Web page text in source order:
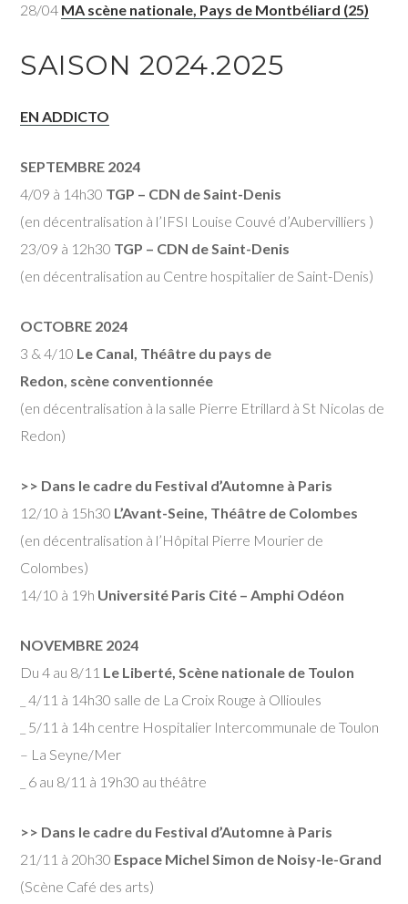
28/04 MA scène nationale, Pays de Montbéliard (25)
SAISON 2024.2025
EN ADDICTO
SEPTEMBRE 2024
4/09 à 14h30 TGP – CDN de Saint-Denis
(en décentralisation à l’IFSI Louise Couvé d’Aubervilliers )
23/09 à 12h30 TGP – CDN de Saint-Denis
(en décentralisation au Centre hospitalier de Saint-Denis)
OCTOBRE 2024
3 & 4/10 Le Canal, Théâtre du pays de
Redon, scène conventionnée
(en décentralisation à la salle Pierre Etrillard à St Nicolas de
Redon)
>> Dans le cadre du Festival d’Automne à Paris
12/10 à 15h30 L’Avant-Seine, Théâtre de Colombes
(en décentralisation à l’Hôpital Pierre Mourier de
Colombes)
14/10 à 19h Université Paris Cité – Amphi Odéon
NOVEMBRE 2024
Du 4 au 8/11 Le Liberté, Scène nationale de Toulon
_ 4/11 à 14h30 salle de La Croix Rouge à Ollioules
_ 5/11 à 14h centre Hospitalier Intercommunale de Toulon
– La Seyne/Mer
_ 6 au 8/11 à 19h30 au théâtre
>> Dans le cadre du Festival d’Automne à Paris
21/11 à 20h30 Espace Michel Simon de Noisy-le-Grand
(Scène Café des arts)